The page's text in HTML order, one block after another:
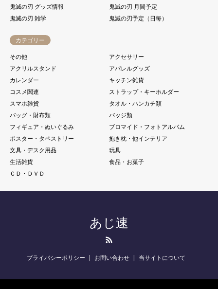
鬼滅の刃 グッズ情報
鬼滅の刃 月間予定
鬼滅の刃 雑学
鬼滅の刃予定（日毎）
カテゴリー
その他
アクセサリー
アクリルスタンド
アパレルグッズ
カレンダー
キッチン雑貨
コスメ関連
ストラップ・キーホルダー
スマホ雑貨
タオル・ハンカチ類
バッグ・財布類
バッジ類
フィギュア・ぬいぐるみ
ブロマイド・フォトアルバム
ポスター・タペストリー
抱き枕・他インテリア
文具・デスク用品
玩具
生活雑貨
食品・お菓子
ＣＤ・ＤＶＤ
あじ速
プライバシーポリシー お問い合わせ 当サイトについて